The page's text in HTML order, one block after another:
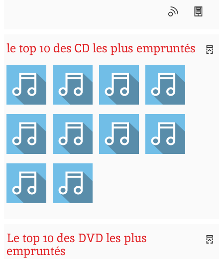
le top 10 des CD les plus empruntés
Le top 10 des DVD les plus
empruntés